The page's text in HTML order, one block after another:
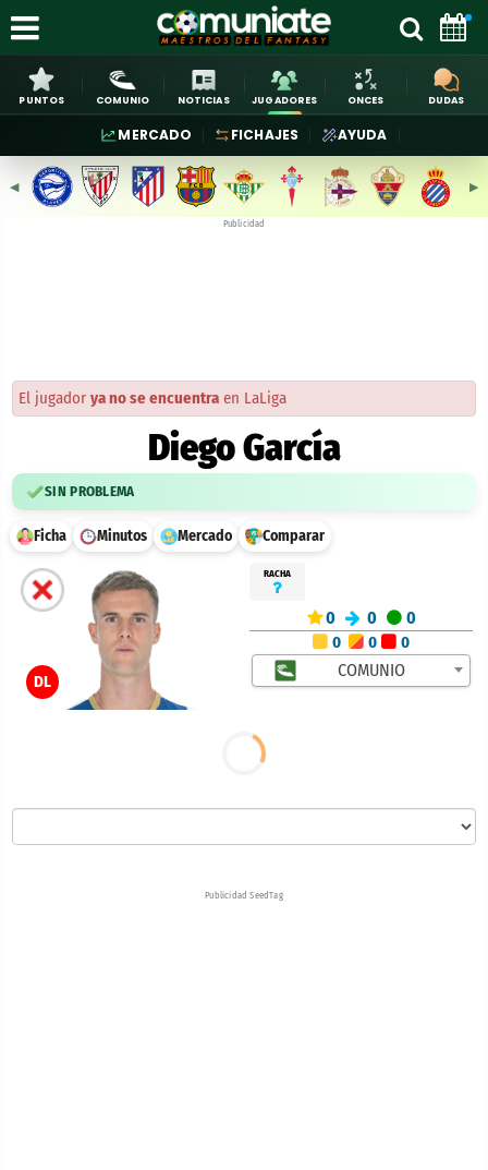
PUNTOS COMUNIO NOTICIAS JUGADORES ONCES DUDAS
MERCADO FICHAJES AYUDA
◀︎ ▶︎
Publicidad
El jugador ya no se encuentra en LaLiga
Diego García
SIN PROBLEMA
Ficha Minutos Mercado Comparar
DL
RACHA
0 0 0
0 0 0
COMUNIO
Publicidad SeedTag